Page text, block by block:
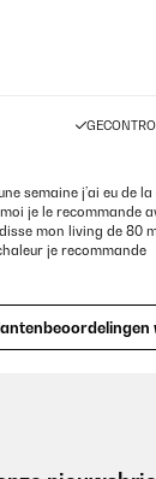
semaine j’ai eu de
je le recommande
mon living de 80
je recommande
au wifi et